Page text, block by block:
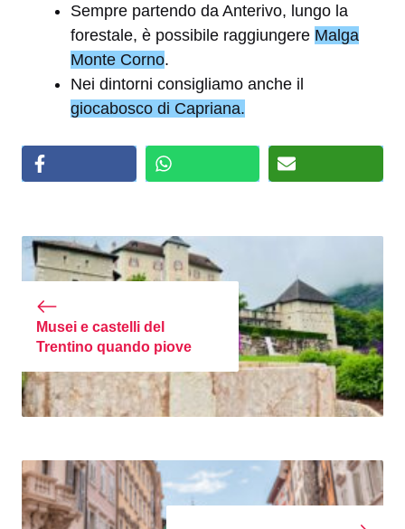
Sempre partendo da Anterivo, lungo la
forestale, è possibile raggiungere Malga
Monte Corno.
Nei dintorni consigliamo anche il
giocabosco di Capriana.
Musei e castelli del
Trentino quando piove